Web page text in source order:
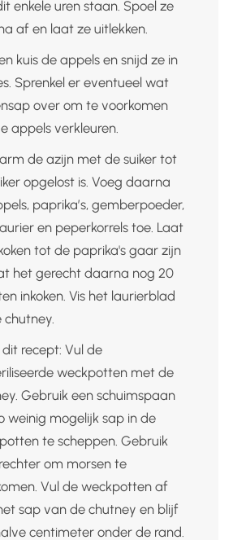
enkele uren staan. Spoel ze
af en laat ze uitlekken.
kuis de appels en snijd ze in
Sprenkel er eventueel wat
over om te voorkomen
appels verkleuren.
de azijn met de suiker tot
opgelost is. Voeg daarna
paprika’s, gemberpoeder,
en peperkorrels toe. Laat
tot de paprika's gaar zijn
het gerecht daarna nog 20
inkoken. Vis het laurierblad
chutney.
dit recept: Vul de
weckpotten met de
Gebruik een schuimspaan
weinig mogelijk sap in de
te scheppen. Gebruik
om morsen te
Vul de weckpotten af
sap van de chutney en blijf
centimeter onder de rand.